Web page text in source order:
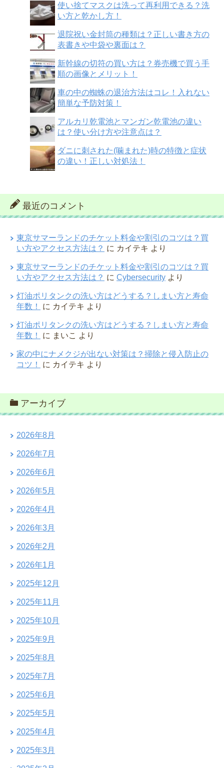
使い捨てマスクは洗って再利用できる？洗
い方と乾かし方！
退院祝い金封筒の種類は？正しい書き方の
表書きや中袋や裏面は？
新幹線の切符の買い方は？券売機で買う手
順の画像とメリット！
車の中の蜘蛛の退治方法はコレ！入れない
簡単な予防対策！
アルカリ乾電池とマンガン乾電池の違い
は？使い分け方や注意点は？
ダニに刺された(噛まれた)時の特徴と症状
の違い！正しい対処法！
最近のコメント
東京サマーランドのチケット料金や割引のコツは？買
い方やアクセス方法は？ に カイテキ より
東京サマーランドのチケット料金や割引のコツは？買
い方やアクセス方法は？ に Cybersecurity より
灯油ポリタンクの洗い方はどうする？しまい方と寿命
年数！
に カイテキ より
灯油ポリタンクの洗い方はどうする？しまい方と寿命
年数！
に まいこ より
家の中にナメクジが出ない対策は？掃除と侵入防止の
コツ！
に カイテキ より
アーカイブ
2026年8月
2026年7月
2026年6月
2026年5月
2026年4月
2026年3月
2026年2月
2026年1月
2025年12月
2025年11月
2025年10月
2025年9月
2025年8月
2025年7月
2025年6月
2025年5月
2025年4月
2025年3月